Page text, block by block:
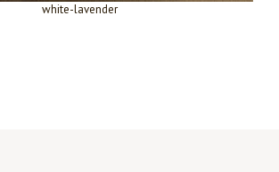
white-lavender